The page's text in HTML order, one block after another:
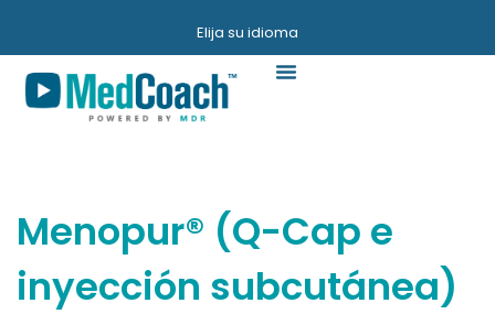
Elija su idioma
Menopur® (Q-Cap e
inyección subcutánea)